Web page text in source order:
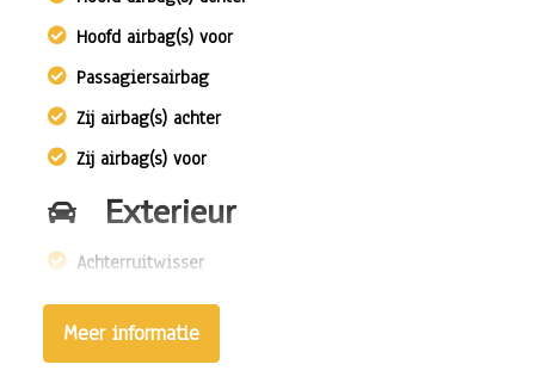
Hoofd airbag(s) voor
Passagiersairbag
Zij airbag(s) achter
Zij airbag(s) voor
Exterieur
Achterruitwisser
Buitenspiegels elektrisch verstel- en verwarmbaar
Centrale vergrendeling met afstandsbediening
Meer informatie